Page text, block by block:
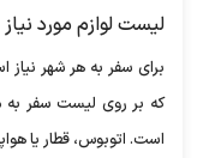
لیست لوازم مورد
برای سفر به هر شهر نیاز
که بر روی لیست سفر به
است. اتوبوس، قطار یا